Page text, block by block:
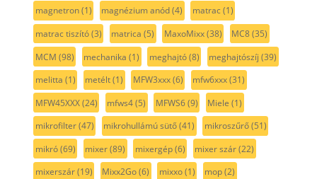
magnetron(1) magnézium anód(4) matrac(1)
matrac tiszító(3) matrica (5) MaxoMixx(38) MC8(35)
MCM (98) mechanika (1) meghajtó(8) meghajtószíj (39)
melitta (1) metélt(1) MFW3xxx(6) mfw6xxx(31)
MFW45XXX(24) mfws4(5) MFWS6(9) Miele (1)
mikrofilter(47) mikrohullámú sütő(41) mikroszűrő(51)
mikró(69) mixer(89) mixergép(6) mixer szár(22)
mixerszár(19) Mixx2Go(6) mixxo(1) mop(2)